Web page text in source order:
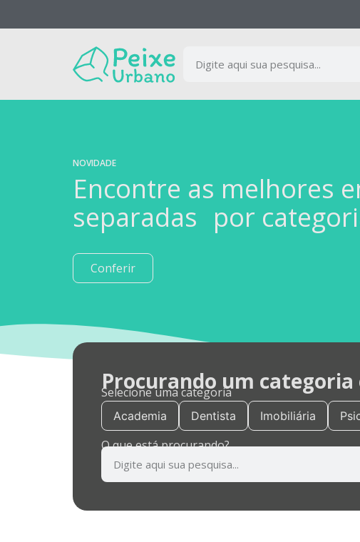
NOVIDADE
Encontre as melhores
separadas por
Conferir
Procurando um categoria
Selecione uma categoria
Academia Dentista Imobiliária
O que está procurando?